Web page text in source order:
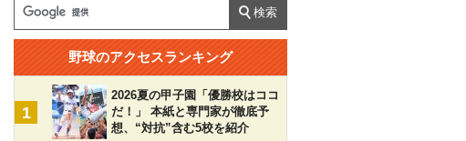
野球のアクセスランキング
1
2026夏の甲子園「優勝校はココ
だ！」 本紙と専門家が徹底予
想、“対抗”含む5校を紹介